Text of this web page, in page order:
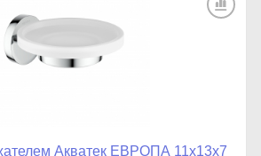
Акватек ЕВРОПА 11x13x7